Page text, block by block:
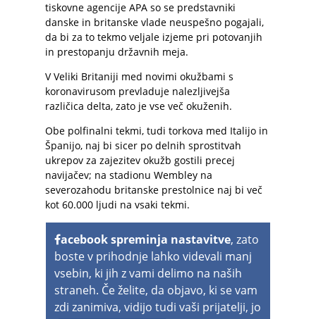
tiskovne agencije APA so se predstavniki
danske in britanske vlade neuspešno pogajali,
da bi za to tekmo veljale izjeme pri potovanjih
in prestopanju državnih meja.
V Veliki Britaniji med novimi okužbami s
koronavirusom prevladuje nalezljivejša
različica delta, zato je vse več okuženih.
Obe polfinalni tekmi, tudi torkova med Italijo in
Španijo, naj bi sicer po delnih sprostitvah
ukrepov za zajezitev okužb gostili precej
navijačev; na stadionu Wembley na
severozahodu britanske prestolnice naj bi več
kot 60.000 ljudi na vsaki tekmi.
acebook spreminja nastavitve, zato
boste v prihodnje lahko videvali manj
vsebin, ki jih z vami delimo na naših
straneh. Če želite, da objavo, ki se vam
zdi zanimiva, vidijo tudi vaši prijatelji, jo